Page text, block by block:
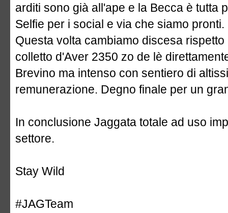
arditi sono già all'ape e la Becca è tutta
Selfie per i social e via che siamo pronti.
Questa volta cambiamo discesa
colletto d'Aver 2350 zo de lè
Brevino ma intenso con sentiero di
remunerazione. Degno finale per un
In conclusione Jaggata totale ad uso
settore.
Stay Wild
#JAGTeam